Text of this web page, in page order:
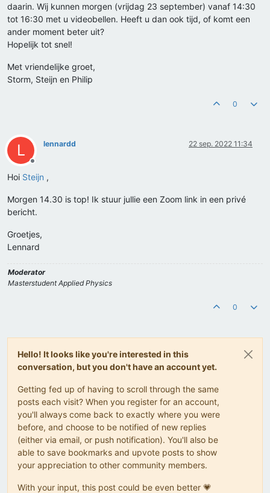
daarin. Wij kunnen morgen (vrijdag 23 september) vanaf 14:30
tot 16:30 met u videobellen. Heeft u dan ook tijd, of komt een
ander moment beter uit?
Hopelijk tot snel!
Met vriendelijke groet,
Storm, Steijn en Philip
0
L
Offline
lennardd 22 sep. 2022 11:34
Hoi Steijn ,
Morgen 14.30 is top! Ik stuur jullie een Zoom link in een privé
bericht.
Groetjes,
Lennard
Moderator
Masterstudent Applied Physics
0
Hello! It looks like you're interested in this
conversation, but you don't have an account yet.
Getting fed up of having to scroll through the same
posts each visit? When you register for an account,
you'll always come back to exactly where you were
before, and choose to be notified of new replies
(either via email, or push notification). You'll also be
able to save bookmarks and upvote posts to show
your appreciation to other community members.
With your input, this post could be even better 💗